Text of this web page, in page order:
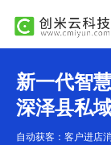
新一代智
深泽县私
自动获客：客户进店